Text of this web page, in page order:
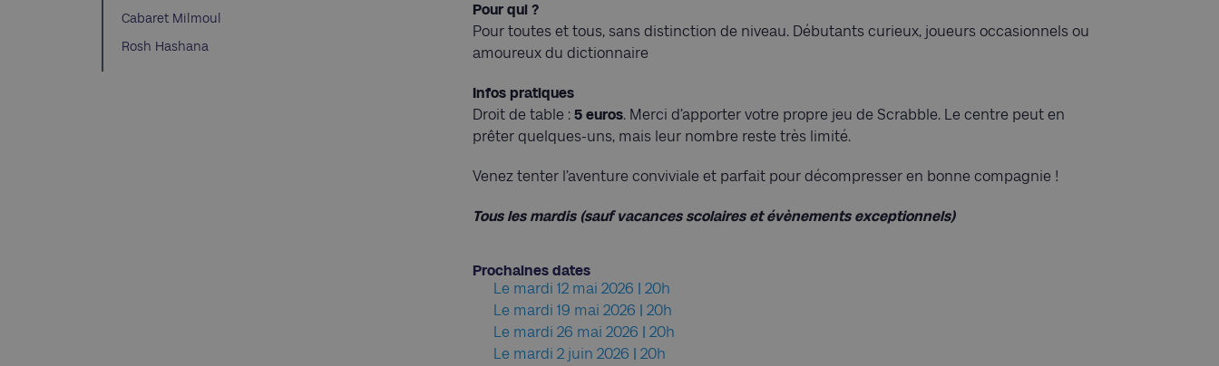
Cabaret Milmoul
Rosh Hashana
Pour qui ?
Pour toutes et tous, sans distinction de niveau. Débutants curieux, joueurs occasionnels ou
amoureux du dictionnaire
Infos pratiques
Droit de table : 5 euros. Merci d’apporter votre propre jeu de Scrabble. Le centre peut en
prêter quelques-uns, mais leur nombre reste très limité.
Venez tenter l’aventure conviviale et parfait pour décompresser en bonne compagnie !
Tous les mardis (sauf vacances scolaires et évènements exceptionnels)
Prochaines dates
Le mardi 12 mai 2026 | 20h
Le mardi 19 mai 2026 | 20h
Le mardi 26 mai 2026 | 20h
Le mardi 2 juin 2026 | 20h